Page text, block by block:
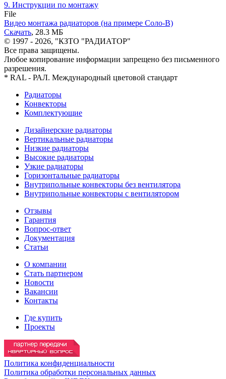
9. Инструкции по монтажу
File
Видео монтажа радиаторов (на примере Соло-В)
Скачать, 28.3 MБ
© 1997 - 2026, "КЗТО "РАДИАТОР"
Все права защищены.
Любое копирование информации запрещено без письменного
разрешения.
* RAL - РАЛ. Международный цветовой стандарт
Радиаторы
Конвекторы
Комплектующие
Дизайнерские радиаторы
Вертикальные радиаторы
Низкие радиаторы
Высокие радиаторы
Узкие радиаторы
Горизонтальные радиаторы
Внутрипольные конвекторы без вентилятора
Внутрипольные конвекторы с вентилятором
Отзывы
Гарантия
Вопрос-ответ
Документация
Статьи
О компании
Стать партнером
Новости
Вакансии
Контакты
Где купить
Проекты
Политика конфиденциальности
Политика обработки персональных данных